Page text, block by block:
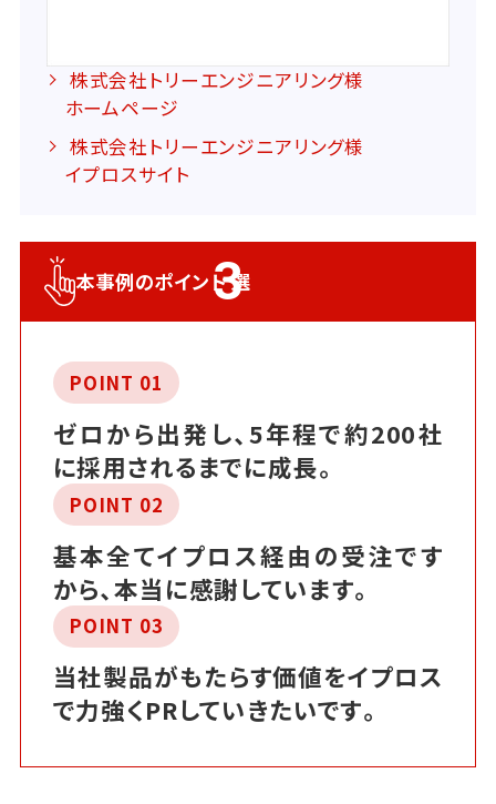
株式会社トリーエンジニアリング様
ホームページ
株式会社トリーエンジニアリング様
イプロスサイト
本事例のポイント3
選
POINT 01
ゼロから出発し、5年程で約200社
に採用されるまでに成長。
POINT 02
基本全てイプロス経由の受注です
から、本当に感謝しています。
POINT 03
当社製品がもたらす価値をイプロス
で力強くPRしていきたいです。